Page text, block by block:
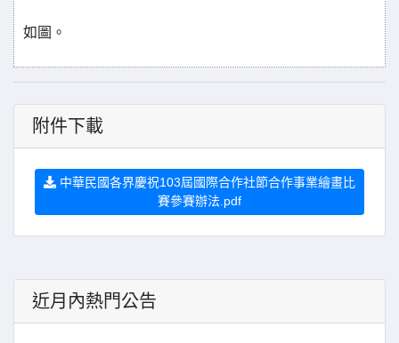
如圖。
附件下載
中華民國各界慶祝103屆國際合作社節合作事業繪畫比
賽參賽辦法.pdf
近月內熱門公告